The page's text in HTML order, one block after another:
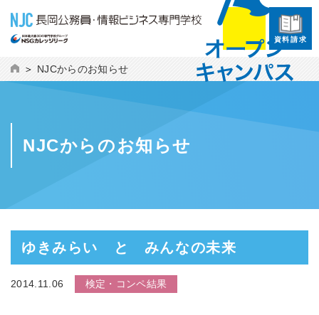
資料請求
NJCからのお知らせ
NJCからのお知らせ
ゆきみらい と みんなの未来
2014.11.06 検定・コンペ結果